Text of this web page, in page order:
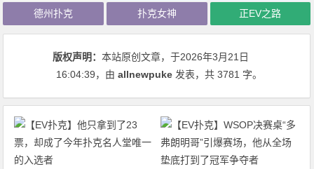
德州扑克 扑克女神 正EV之路
版权声明：本站原创文章，于2026年3月21日
16:04:39，由allnewpuke 发表，共 3781 字。